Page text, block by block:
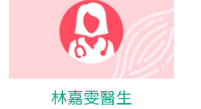
林嘉雯醫生